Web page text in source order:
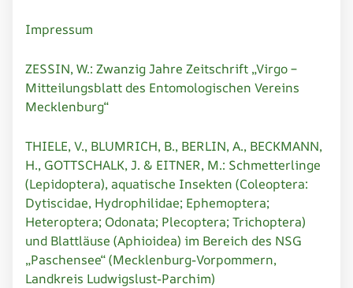
Impressum
ZESSIN, W.: Zwanzig Jahre Zeitschrift „Virgo –
Mitteilungsblatt des Entomologischen Vereins
Mecklenburg“
THIELE, V., BLUMRICH, B., BERLIN, A., BECKMANN,
H., GOTTSCHALK, J. & EITNER, M.: Schmetterlinge
(Lepidoptera), aquatische Insekten (Coleoptera:
Dytiscidae, Hydrophilidae; Ephemoptera;
Heteroptera; Odonata; Plecoptera; Trichoptera)
und Blattläuse (Aphioidea) im Bereich des NSG
„Paschensee“ (Mecklenburg-Vorpommern,
Landkreis Ludwigslust-Parchim)